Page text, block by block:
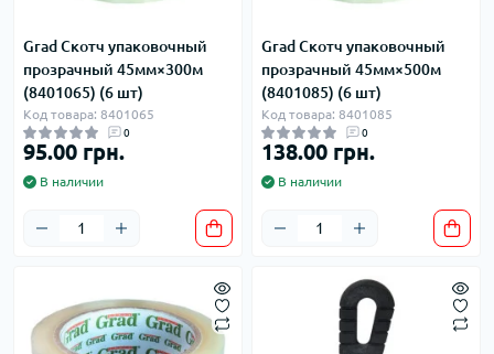
Grad Скотч упаковочный
прозрачный 45мм×300м
(8401065) (6 шт)
Код товара: 8401065
0
95.00 грн.
В наличии
Grad Скотч упаковочный
прозрачный 45мм×500м
(8401085) (6 шт)
Код товара: 8401085
0
138.00 грн.
В наличии